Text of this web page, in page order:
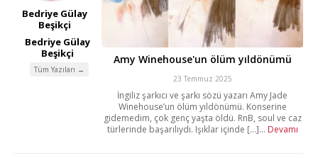
Bedriye Gülay
Beşikçi
Bedriye Gülay
Beşikçi
Tüm Yazıları →
Amy Winehouse'un ölüm yıldönümü
23 Temmuz 2025
İngiliz şarkıcı ve şarkı sözü yazarı Amy Jade
Winehouse’un ölüm yıldönümü. Konserine
gidemedim, çok genç yaşta öldü. RnB, soul ve caz
türlerinde başarılıydı. Işıklar içinde [...]... Devamı